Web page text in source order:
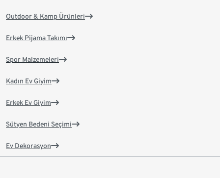
Outdoor & Kamp Ürünleri
Erkek Pijama Takımı
Spor Malzemeleri
Kadın Ev Giyim
Erkek Ev Giyim
Sütyen Bedeni Seçimi
Ev Dekorasyon